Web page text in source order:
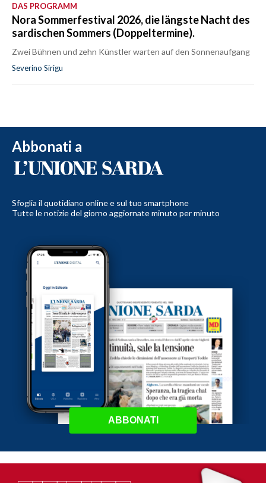
DAS PROGRAMM
Nora Sommerfestival 2026, die längste Nacht des
sardischen Sommers (Doppeltermine).
Zwei Bühnen und zehn Künstler warten auf den Sonnenaufgang
Severino Sirigu
Abbonati a
Sfoglia il quotidiano online e sul tuo smartphone
Tutte le notizie del giorno aggiornate minuto per minuto
ABBONATI